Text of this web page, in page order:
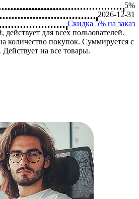
5%
2026-12-31
Скидка 5% на заказ
для всех пользователей.
количество покупок. Суммируется с
на все товары.